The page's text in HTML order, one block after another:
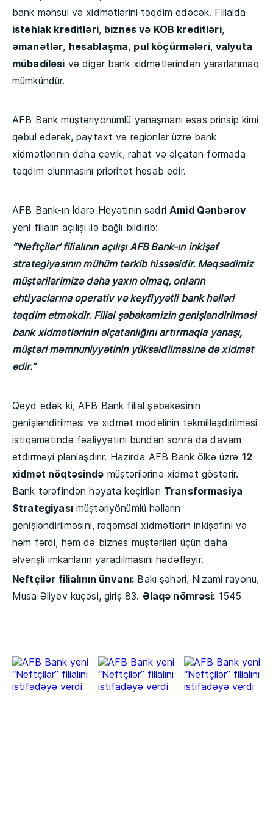
bank məhsul və xidmətlərini təqdim edəcək. Filialda
istehlak kreditləri, biznes və KOB kreditləri,
əmanətlər, hesablaşma, pul köçürmələri,valyuta
mübadiləsi və digər bank xidmətlərindən yararlanmaq
mümkündür.
AFB Bank müştəriyönümlü yanaşmanı əsas prinsip kimi
qəbul edərək, paytaxt və regionlar üzrə bank
xidmətlərinin daha çevik, rahat və əlçatan formada
təqdim olunmasını prioritet hesab edir.
AFB Bank-ın İdarə Heyətinin sədriAmid Qənbərov
yeni filialın açılışı ilə bağlı bildirib:
“‘Neftçilər’ filialının açılışı AFB Bank-ın inkişaf
strategiyasının mühüm tərkib hissəsidir. Məqsədimiz
müştərilərimizə daha yaxın olmaq, onların
ehtiyaclarına operativ və keyfiyyətli bank həlləri
təqdim etməkdir. Filial şəbəkəmizin genişləndirilməsi
bank xidmətlərinin əlçatanlığını artırmaqla yanaşı,
müştəri məmnuniyyətinin yüksəldilməsinə də xidmət
edir.”
Qeyd edək ki, AFB Bank filial şəbəkəsinin
genişləndirilməsi və xidmət modelinin təkmilləşdirilməsi
istiqamətində fəaliyyətini bundan sonra da davam
etdirməyi planlaşdırır. Hazırda AFB Bank ölkə üzrə 12
xidmət nöqtəsində müştərilərinə xidmət göstərir.
Bank tərəfindən həyata keçirilən Transformasiya
Strategiyasımüştəriyönümlü həllərin
genişləndirilməsini, rəqəmsal xidmətlərin inkişafını və
həm fərdi, həm də biznes müştəriləri üçün daha
əlverişli imkanların yaradılmasını hədəfləyir.
Neftçilər filialının ünvanı: Bakı şəhəri, Nizami rayonu,
Musa Əliyev küçəsi, giriş 83. Əlaqə nömrəsi: 1545